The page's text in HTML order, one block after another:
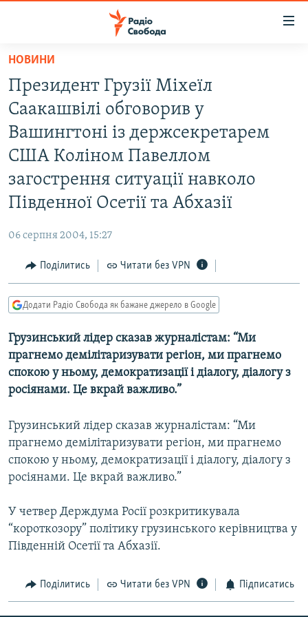
Перейти
основного
матеріалу
Перейти
до
основної
навігації
Перейти
до
ВСЕ ЗА ДОБУ
СТАТТІ
ПОЛІТИКА
СУСПІЛЬСТВО
УКРАЇНА
СВІТ
ВІЙНА
РОСІЙСЬКА «ФІЛЬТРАЦІЯ»
ДОНБАС.РЕАЛІЇ
СХЕМИ
КИТАЙ.ВИКЛИКИ
ФОТО
СПЕЦПРОЄКТИ
ПОДКАСТИ
КРИМ РЕАЛІЇ
РУС
УКР
ДОЛУЧАЙСЯ!
НОВИНИ
Президент Грузії Міхеїл
Саакашвілі обговорив у
Вашингтоні із держсекретарем
США Коліном Павеллом
загострення ситуації навколо
Південної Осетії та Абхазії
06 серпня 2004, 15:27
Поділитись Читати без VPN
Додати Радіо Свобода як бажане джерело в Google
Грузинський лідер сказав журналістам: “Ми
прагнемо демілітаризувати регіон, ми прагнемо
спокою у ньому, демократизації і діалогу, діалогу з
росіянами. Це вкрай важливо.”
Грузинський лідер сказав журналістам: “Ми
прагнемо демілітаризувати регіон, ми прагнемо
спокою у ньому, демократизації і діалогу, діалогу з
росіянами. Це вкрай важливо.”
У четвер Держдума Росії розкритикувала
“короткозору” політику грузинського керівництва у
Південній Осетії та Абхазії.
Поділитись Читати без VPN Підписатись